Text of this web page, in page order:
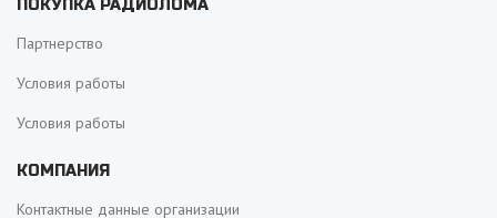
ПОКУПКА РАДИОЛОМА
Партнерство
Условия работы
Условия работы
КОМПАНИЯ
Контактные данные организации